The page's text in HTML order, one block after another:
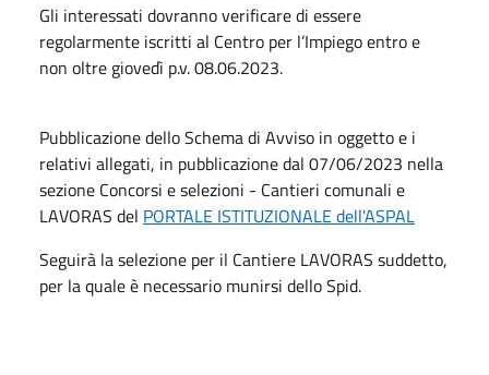
Gli interessati dovranno verificare di essere
regolarmente iscritti al Centro per l’Impiego entro e
non oltre giovedì p.v. 08.06.2023.
Pubblicazione dello Schema di Avviso in oggetto e i
relativi allegati, in pubblicazione dal 07/06/2023 nella
sezione Concorsi e selezioni - Cantieri comunali e
LAVORAS del PORTALE ISTITUZIONALE dell'ASPAL
Seguirà la selezione per il Cantiere LAVORAS suddetto,
per la quale è necessario munirsi dello Spid.